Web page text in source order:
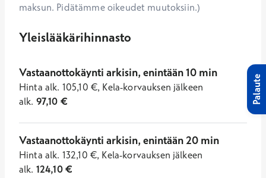
maksun. Pidätämme oikeudet muutoksiin.)
Yleislääkärihinnasto
Vastaanottokäynti arkisin, enintään 10 min
Hinta alk. 105,10 €, Kela-korvauksen jälkeen
alk. 97,10 €
Vastaanottokäynti arkisin, enintään 20 min
Hinta alk. 132,10 €, Kela-korvauksen jälkeen
alk. 124,10€
Palaute